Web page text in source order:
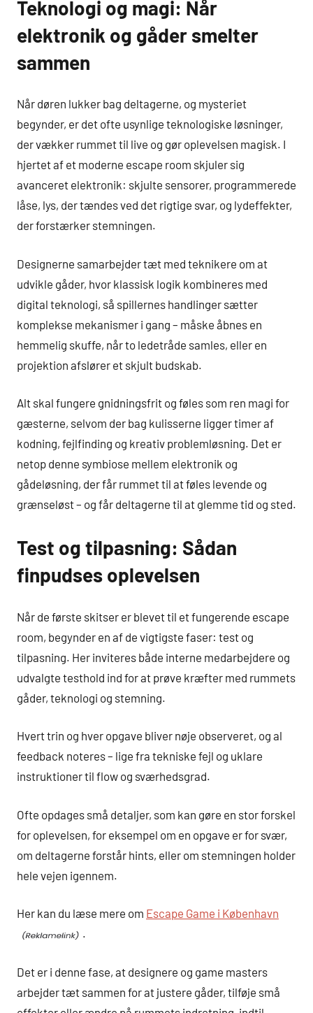
Teknologi og magi: Når
elektronik og gåder smelter
sammen
Når døren lukker bag deltagerne, og mysteriet
begynder, er det ofte usynlige teknologiske løsninger,
der vækker rummet til live og gør oplevelsen magisk. I
hjertet af et moderne escape room skjuler sig
avanceret elektronik: skjulte sensorer, programmerede
låse, lys, der tændes ved det rigtige svar, og lydeffekter,
der forstærker stemningen.
Designerne samarbejder tæt med teknikere om at
udvikle gåder, hvor klassisk logik kombineres med
digital teknologi, så spillernes handlinger sætter
komplekse mekanismer i gang – måske åbnes en
hemmelig skuffe, når to ledetråde samles, eller en
projektion afslører et skjult budskab.
Alt skal fungere gnidningsfrit og føles som ren magi for
gæsterne, selvom der bag kulisserne ligger timer af
kodning, fejlfinding og kreativ problemløsning. Det er
netop denne symbiose mellem elektronik og
gådeløsning, der får rummet til at føles levende og
grænseløst – og får deltagerne til at glemme tid og sted.
Test og tilpasning: Sådan
finpudses oplevelsen
Når de første skitser er blevet til et fungerende escape
room, begynder en af de vigtigste faser: test og
tilpasning. Her inviteres både interne medarbejdere og
udvalgte testhold ind for at prøve kræfter med rummets
gåder, teknologi og stemning.
Hvert trin og hver opgave bliver nøje observeret, og al
feedback noteres – lige fra tekniske fejl og uklare
instruktioner til flow og sværhedsgrad.
Ofte opdages små detaljer, som kan gøre en stor forskel
for oplevelsen, for eksempel om en opgave er for svær,
om deltagerne forstår hints, eller om stemningen holder
hele vejen igennem.
Her kan du læse mere om Escape Game i København
.
Det er i denne fase, at designere og game masters
arbejder tæt sammen for at justere gåder, tilføje små